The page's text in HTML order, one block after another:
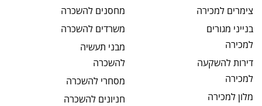
צימרים למכירה
בנייני מגורים
למכירה
דירות להשקעה
למכירה
מלון למכירה
מחסנים להשכרה
משרדים להשכרה
מבני תעשיה
להשכרה
מסחרי להשכרה
חניונים להשכרה